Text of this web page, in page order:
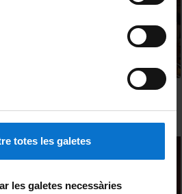
totes les galetes
les galetes necessàries
Fundación DomusVi.